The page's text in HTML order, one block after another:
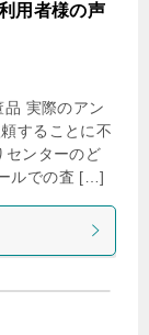
用者様の声
実際のアン
することに不
ンターのど
ルでの査 […]